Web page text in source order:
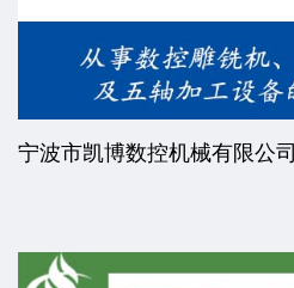
宁波市凯博数控机械有限公司